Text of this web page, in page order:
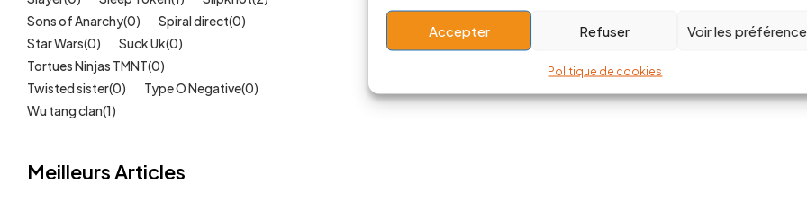
Accepter Refuser Voir les
Politique de cookies
Sons of Anarchy(0) Spiral direct(0)
Star Wars(0) Suck Uk(0)
Tortues Ninjas TMNT(0)
Twisted sister(0) Type O Negative(0)
Wu tang clan(1)
Meilleurs Articles